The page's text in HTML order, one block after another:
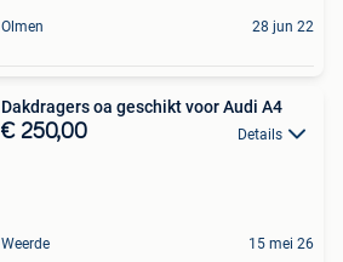
Olmen 28 jun 22
Dakdragers oa geschikt voor Audi A4
€ 250,00 Details
Weerde 15 mei 26